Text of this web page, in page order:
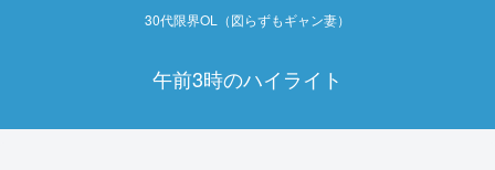
30代限界OL（図らずもギャン妻）
午前3時のハイライト